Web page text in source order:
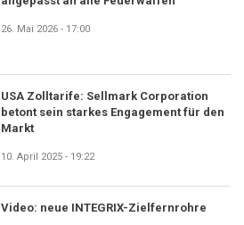
26. Mai 2026 - 17:00
USA Zolltarife: Sellmark Corporation
betont sein starkes Engagement für den
Markt
10. April 2025 - 19:22
Video: neue INTEGRIX-Zielfernrohre